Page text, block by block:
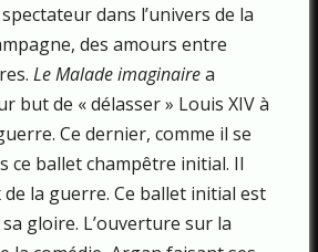
dans l’univers de la
des amours entre
Le Malade imaginairea
but de « délasser » Louis XIV à
Ce dernier, comme il se
ce ballet champêtre initial. Il
la guerre. Ce ballet initial est
gloire. L’ouverture sur la